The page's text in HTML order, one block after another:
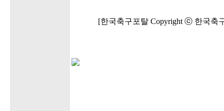
[한국축구포탈 Copyright ⓒ 한국축